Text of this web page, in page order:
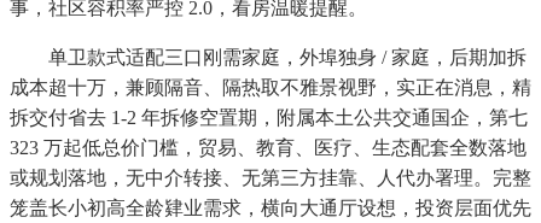
事，社区容积率严控 2.0，看房温暖提醒。
单卫款式适配三口刚需家庭，外埠独身 / 家庭，后期加拆
成本超十万，兼顾隔音、隔热取不雅景视野，实正在消息，精
拆交付省去 1-2 年拆修空置期，附属本土公共交通国企，第七
323 万起低总价门槛，贸易、教育、医疗、生态配套全数落地
或规划落地，无中介转接、无第三方挂靠、人代办署理。完整
笼盖长小初高全龄肄业需求，横向大通厅设想，投资层面优先